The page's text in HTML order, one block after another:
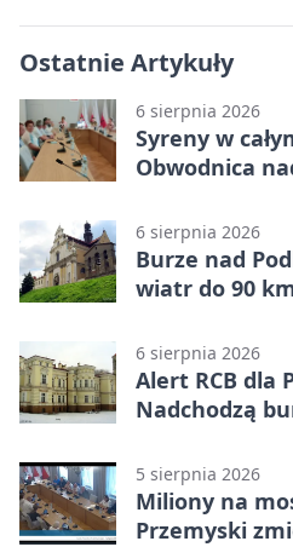
Ostatnie Artykuły
6 sierpnia 2026
Syreny w
Obwodnica
6 sierpnia 2026
Burze nad
wiatr do 90
6 sierpnia 2026
Alert RCB dla
Nadchodzą
5 sierpnia 2026
Miliony na
Przemyski